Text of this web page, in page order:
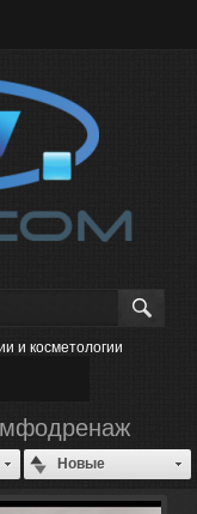
и косметологии
Новые